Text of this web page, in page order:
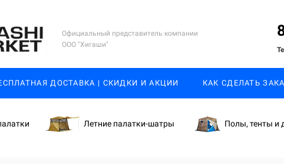
Официальный представитель компании
ООО "Хигаши"
ДОСТАВКА | СКИДКИ И АКЦИИ КАК СДЕЛАТЬ
Летние палатки-шатры Полы, тенты и